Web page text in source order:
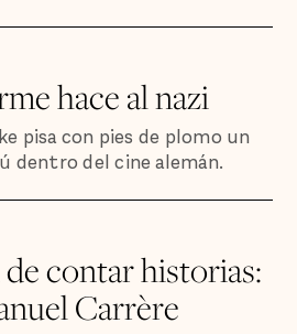
hace al nazi
pisa con pies de plomo un
del cine alemán.
contar historias:
Carrère